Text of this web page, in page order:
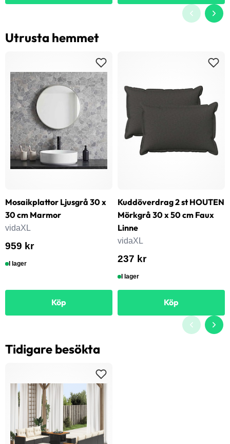
Utrusta hemmet
Mosaikplattor Ljusgrå 30 x
30 cm Marmor
vidaXL
959 kr
I lager
Köp
Kuddöverdrag 2 st HOUTEN
Mörkgrå 30 x 50 cm Faux
Linne
vidaXL
237 kr
I lager
Köp
Tidigare besökta